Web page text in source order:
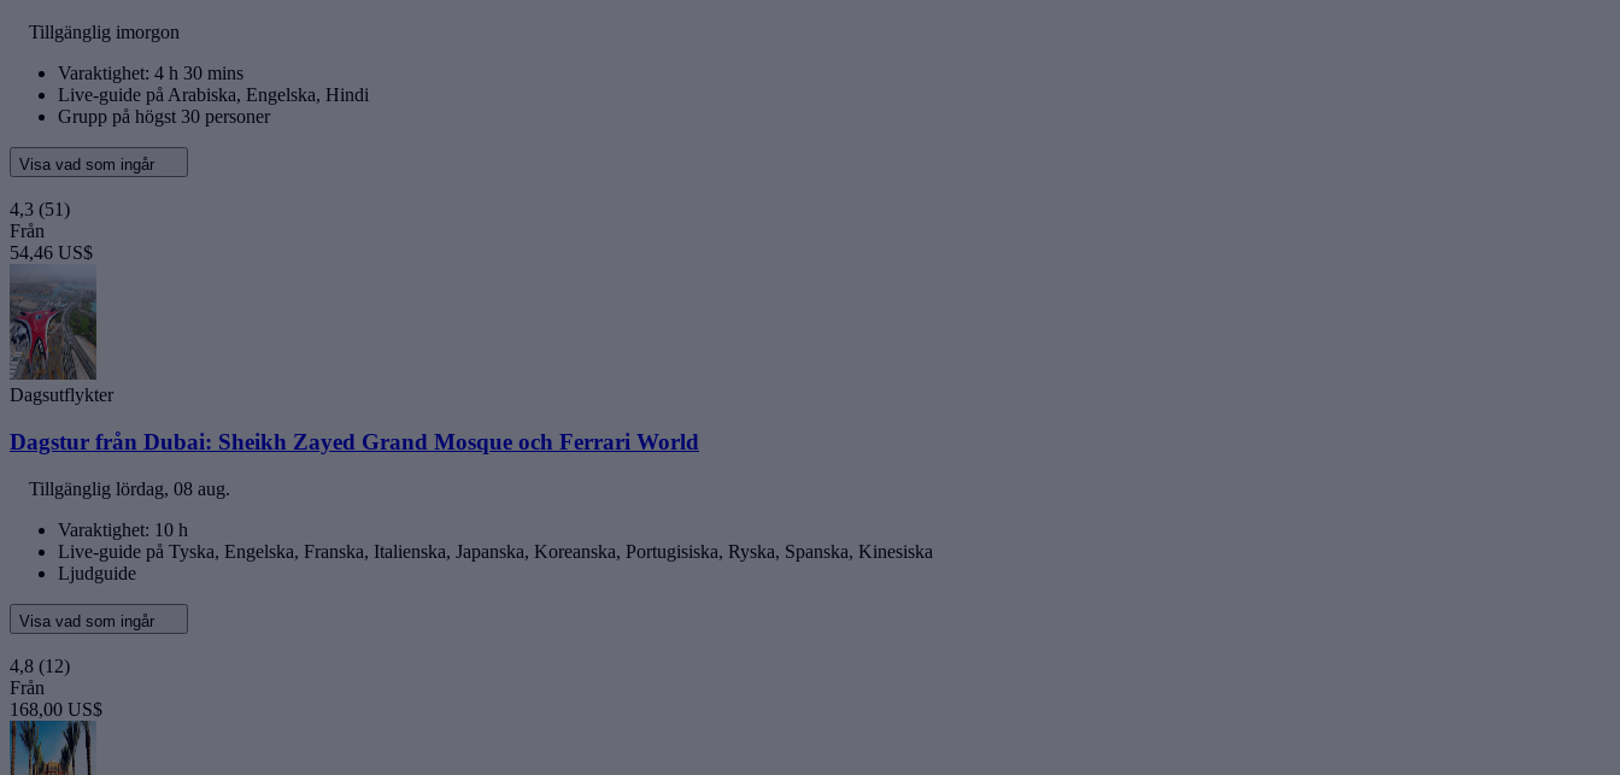
Tillgänglig imorgon
Varaktighet: 4 h 30 mins
Live-guide på Arabiska, Engelska, Hindi
Grupp på högst 30 personer
Visa vad som ingår
4,3 (51)
Från
54,46 US$
Dagsutflykter
Dagstur från Dubai: Sheikh Zayed Grand Mosque och Ferrari World
Tillgänglig lördag, 08 aug.
Varaktighet: 10 h
Live-guide på Tyska, Engelska, Franska, Italienska, Japanska, Koreanska, Portugisiska, Ryska, Spanska, Kinesiska
Ljudguide
Visa vad som ingår
4,8 (12)
Från
168,00 US$